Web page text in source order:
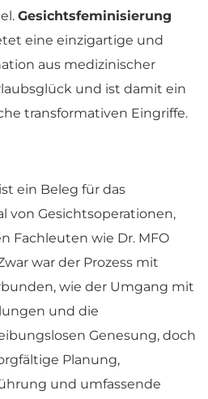
Gesichtsfeminisierung
eine einzigartige und
aus medizinischer
und ist damit ein
transformativen Eingriffe.
ein Beleg für das
von Gesichtsoperationen,
Fachleuten wie Dr. MFO
war der Prozess mit
wie der Umgang mit
und die
Genesung, doch
Planung,
und umfassende